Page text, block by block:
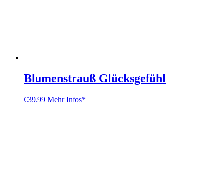
Blumenstrauß Glücksgefühl
€39.99 Mehr Infos*